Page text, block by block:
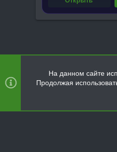
На данном сайте
Продолжая